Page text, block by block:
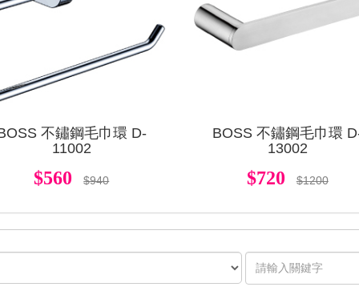
不鏽鋼毛巾環 D-
11002
$560 $940
BOSS 不鏽鋼毛巾環
13002
$720 $1200